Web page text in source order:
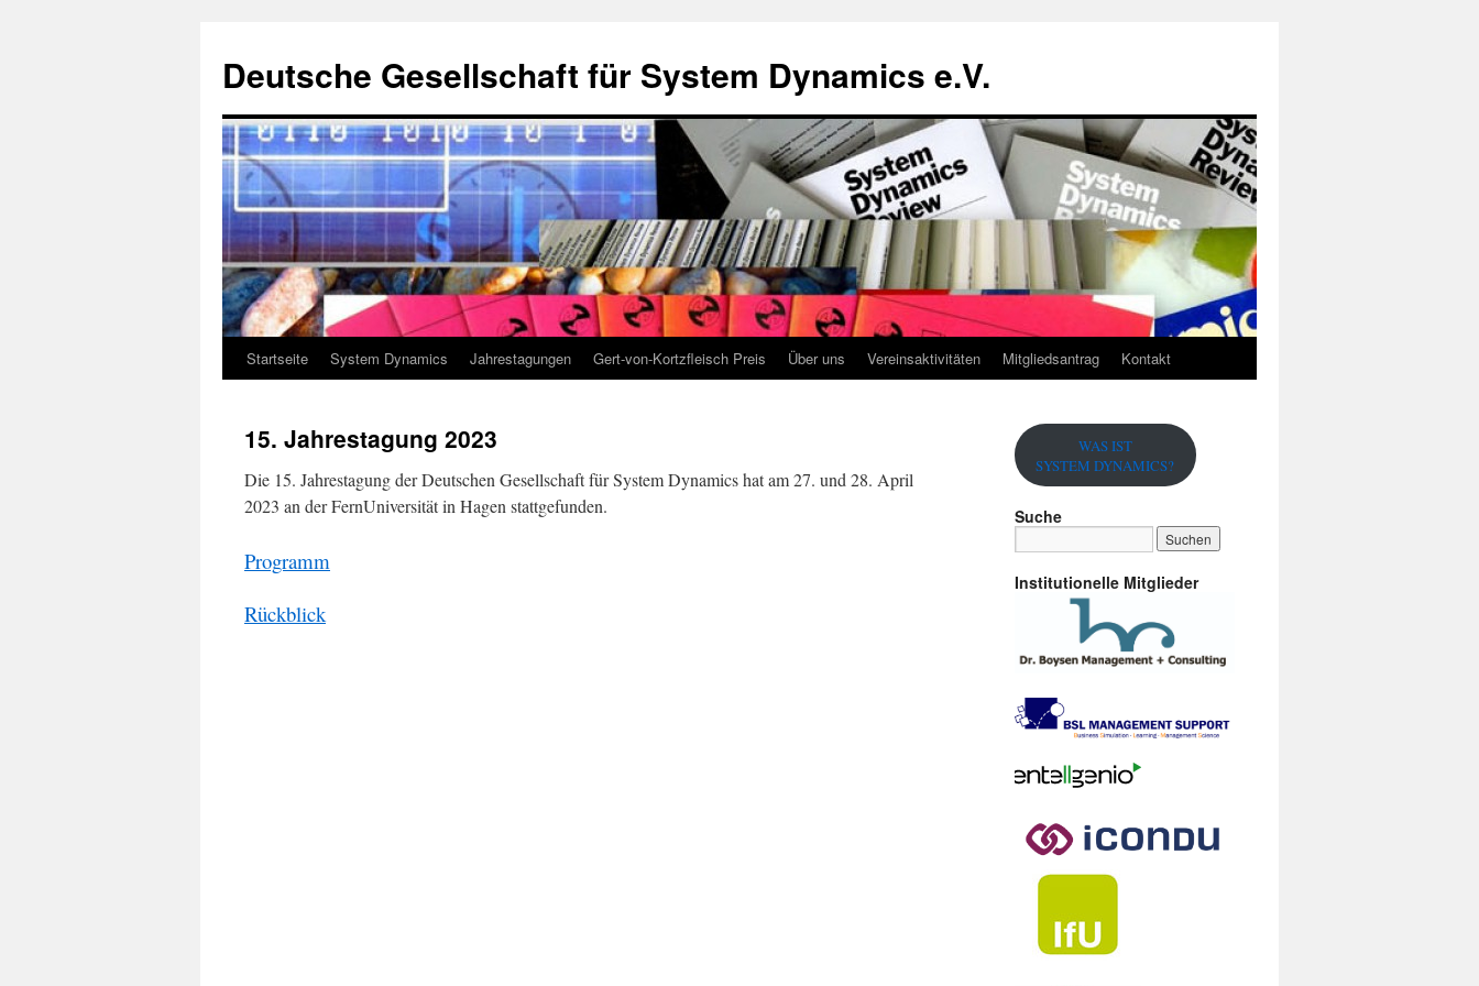
Deutsche Gesellschaft für System Dynamics e.V.
Zum
springen
Startseite System Dynamics Jahrestagungen Gert-von-Kortzfleisch Preis Über uns Vereinsaktivitäten Mitgliedsantrag Kontakt
15. Jahrestagung 2023
Die 15. Jahrestagung der Deutschen Gesellschaft für System Dynamics hat am 27. und 28. April
2023 an der FernUniversität in Hagen stattgefunden.
Programm
Rückblick
WAS IST
SYSTEM DYNAMICS?
Suche
Institutionelle Mitglieder